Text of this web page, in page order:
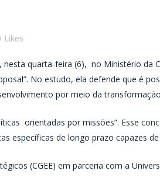
Likes
quarta-feira (6), no Ministério da
No estudo, ela defende que é
por meio da
orientadas por missões”. Esse
específicas de longo prazo capazes
(CGEE) em parceria com a